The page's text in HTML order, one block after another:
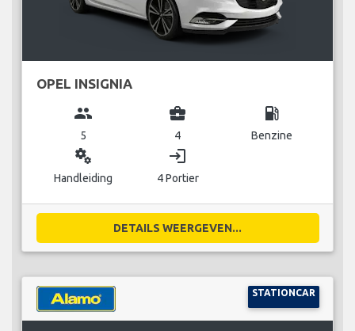
OPEL INSIGNIA
group
5
business_center
4
local_gas_station
Benzine
miscellaneous_services
Handleiding
login
4 Portier
DETAILS WEERGEVEN...
STATIONCAR